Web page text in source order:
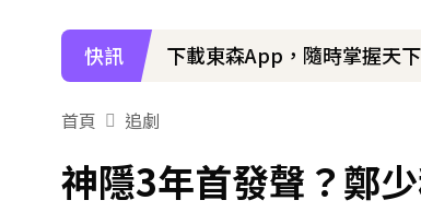
快訊 下載東森App，隨時掌握天
首頁 追劇
神隱3年首發聲？鄭